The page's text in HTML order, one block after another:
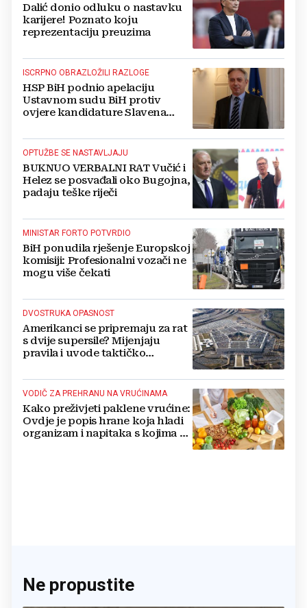
Dalić donio odluku o nastavku
karijere! Poznato koju
reprezentaciju preuzima
ISCRPNO OBRAZLOŽILI RAZLOGE
HSP BiH podnio apelaciju
Ustavnom sudu BiH protiv
ovjere kandidature Slavena
OPTUŽBE SE NASTAVLJAJU
BUKNUO VERBALNI RAT Vučić i
Helez se posvađali oko Bugojna,
padaju teške riječi
MINISTAR FORTO POTVRDIO
BiH ponudila rješenje Europskoj
komisiji: Profesionalni vozači ne
mogu više čekati
DVOSTRUKA OPASNOST
Amerikanci se pripremaju za rat
s dvije supersile? Mijenjaju
pravila i uvode taktičko
VODIČ ZA PREHRANU NA VRUĆINAMA
Kako preživjeti paklene vrućine:
Ovdje je popis hrane koja hladi
organizam i napitaka s kojima si
Ne propustite